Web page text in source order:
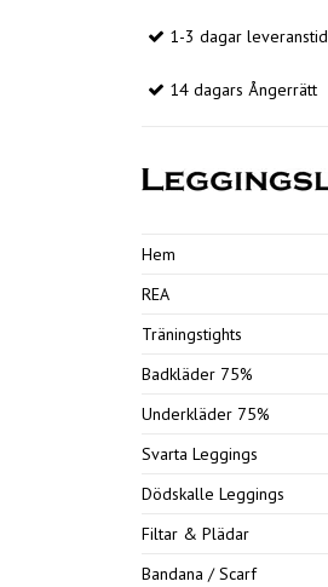
1-3 dagar leveranstid
14 dagars Ångerrätt
Hem
REA
Träningstights
Badkläder 75%
Underkläder 75%
Svarta Leggings
Dödskalle Leggings
Filtar & Plädar
Bandana / Scarf